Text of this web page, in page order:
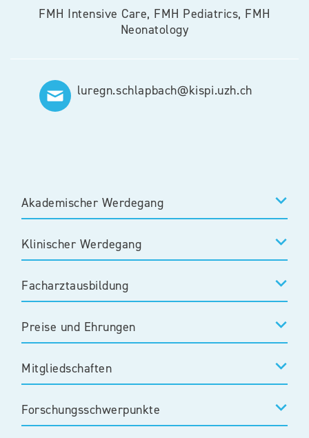
FMH Intensive Care, FMH Pediatrics, FMH
Neonatology
luregn.schlapbach@kispi.uzh.ch
Akademischer Werdegang
Klinischer Werdegang
Facharztausbildung
Preise und Ehrungen
Mitgliedschaften
Forschungsschwerpunkte